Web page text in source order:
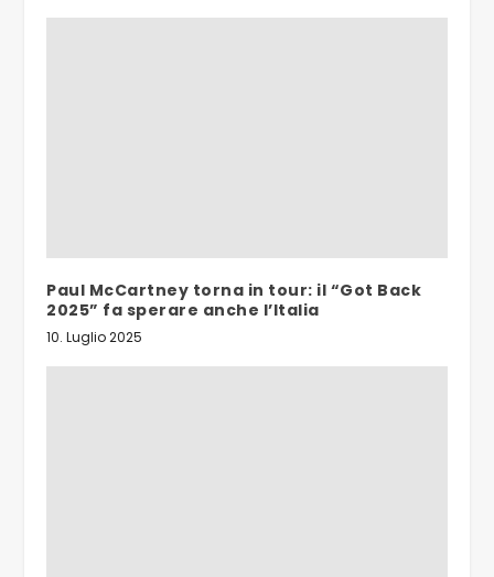
Paul McCartney torna in tour: il “Got Back
2025” fa sperare anche l’Italia
10. Luglio 2025